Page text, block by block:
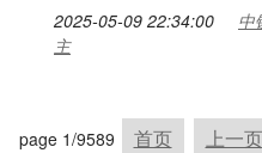
2025-05-09 22:34:00
中
主
page 1/9589 首页 上一页